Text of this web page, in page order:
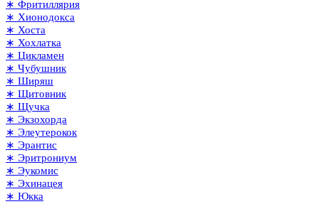
∗ Фритиллярия
∗ Хионодокса
∗ Хоста
∗ Хохлатка
∗ Цикламен
∗ Чубушник
∗ Ширяш
∗ Щитовник
∗ Щучка
∗ Экзохорда
∗ Элеутерокок
∗ Эрантис
∗ Эритрониум
∗ Эукомис
∗ Эхинацея
∗ Юкка